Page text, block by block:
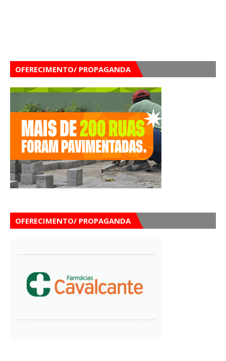
OFERECIMENTO/ PROPAGANDA
OFERECIMENTO/ PROPAGANDA